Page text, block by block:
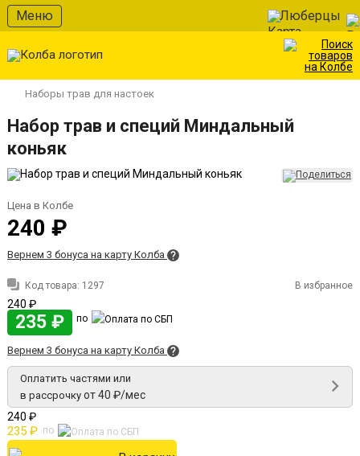
Меню Люберцы
Наборы трав для настоек
Набор трав и специй Миндальный
коньяк
Цена в Колбе
240 ₽
Вернем 3 бонуса на карту Колба
Код товара: 1297 В избранное
240 ₽
235 ₽ по
Вернем 3 бонуса на карту Колба
Оплатить частями или
в рассрочку от 40 ₽/мес
240 ₽
235 ₽ по